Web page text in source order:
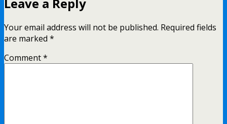
Leave a Reply
Your email address will not be published. Required fields
are marked *
Comment*